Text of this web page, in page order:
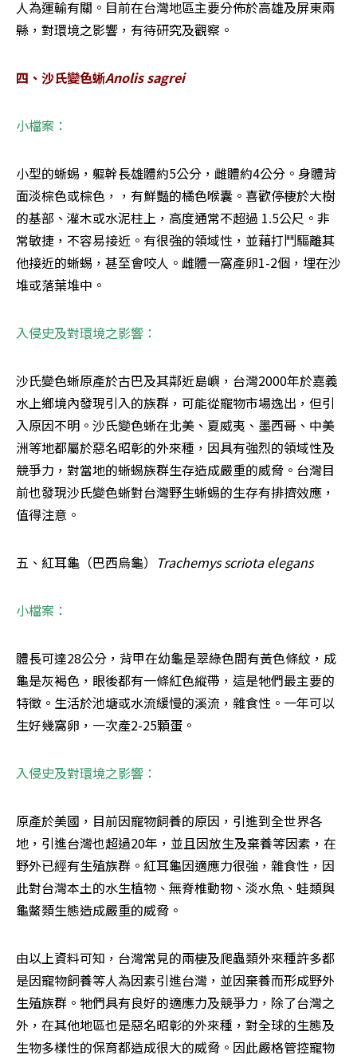
人為運輸有關。目前在台灣地區主要分佈於高雄及屏東兩
縣，對環境之影響，有待研究及觀察。
四、沙氏變色蜥Anolis sagrei
小檔案：
小型的蜥蜴，軀幹長雄體約5公分，雌體約4公分。身體背
面淡棕色或棕色，，有鮮豔的橘色喉囊。喜歡停棲於大樹
的基部、灌木或水泥柱上，高度通常不超過 1.5公尺。非
常敏捷，不容易接近。有很強的領域性，並藉打鬥驅離其
他接近的蜥蜴，甚至會咬人。雌體一窩產卵1-2個，埋在沙
堆或落葉堆中。
入侵史及對環境之影響：
沙氏變色蜥原產於古巴及其鄰近島嶼，台灣2000年於嘉義
水上鄉境內發現引入的族群，可能從寵物市場逸出，但引
入原因不明。沙氏變色蜥在北美、夏威夷、墨西哥、中美
洲等地都屬於惡名昭彰的外來種，因具有強烈的領域性及
競爭力，對當地的蜥蜴族群生存造成嚴重的威脅。台灣目
前也發現沙氏變色蜥對台灣野生蜥蜴的生存有排擠效應，
值得注意。
五、紅耳龜（巴西烏龜） Trachemys scriota elegans
小檔案：
體長可達28公分，背甲在幼龜是翠綠色間有黃色條紋，成
龜是灰褐色，眼後都有一條紅色縱帶，這是牠們最主要的
特徵。生活於池塘或水流緩慢的溪流，雜食性。一年可以
生好幾窩卵，一次產2-25顆蛋。
入侵史及對環境之影響：
原產於美國，目前因寵物飼養的原因，引進到全世界各
地，引進台灣也超過20年，並且因放生及棄養等因素，在
野外已經有生殖族群。紅耳龜因適應力很強，雜食性，因
此對台灣本土的水生植物、無脊椎動物、淡水魚、蛙類與
龜鱉類生態造成嚴重的威脅。
由以上資料可知，台灣常見的兩棲及爬蟲類外來種許多都
是因寵物飼養等人為因素引進台灣，並因棄養而形成野外
生殖族群。牠們具有良好的適應力及競爭力，除了台灣之
外，在其他地區也是惡名昭彰的外來種，對全球的生態及
生物多樣性的保育都造成很大的威脅。因此嚴格管控寵物